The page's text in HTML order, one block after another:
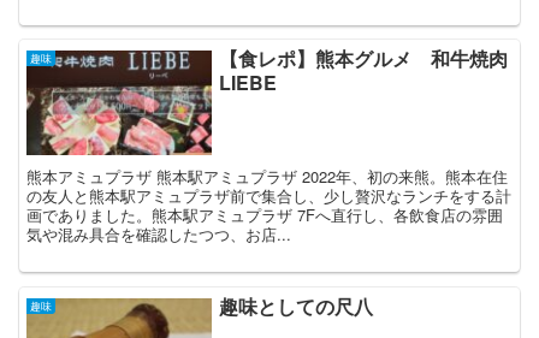
趣味
【食レポ】熊本グルメ 和牛焼肉
LIEBE
熊本アミュプラザ 熊本駅アミュプラザ 2022年、初の来熊。熊本在住
の友人と熊本駅アミュプラザ前で集合し、少し贅沢なランチをする計
画でありました。熊本駅アミュプラザ 7Fへ直行し、各飲食店の雰囲
気や混み具合を確認したつつ、お店...
趣味 趣味としての尺八